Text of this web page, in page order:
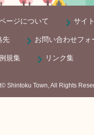
ージについて サイ
先 お問い合わせフォ
規集 リンク集
Shintoku Town, All Rights